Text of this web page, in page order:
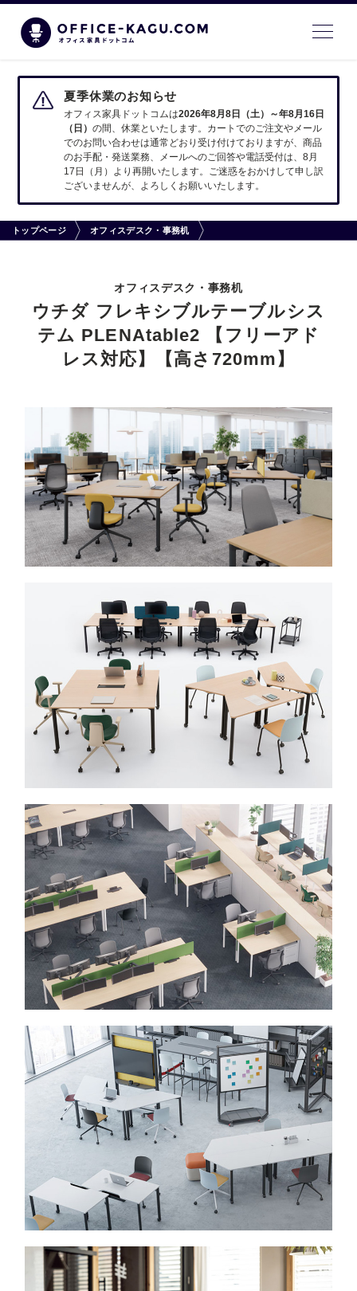
夏季休業のお知らせ
オフィス家具ドットコムは2026年8月8日（土）～年8月16日
（日）の間、休業といたします。カートでのご注文やメール
でのお問い合わせは通常どおり受け付けておりますが、商品
のお手配・発送業務、メールへのご回答や電話受付は、8月
17日（月）より再開いたします。ご迷惑をおかけして申し訳
ございませんが、よろしくお願いいたします。
トップページ オフィスデスク・事務机
オフィスデスク・事務机
ウチダ フレキシブルテーブルシス
テム PLENAtable2 【フリーアド
レス対応】【高さ720mm】